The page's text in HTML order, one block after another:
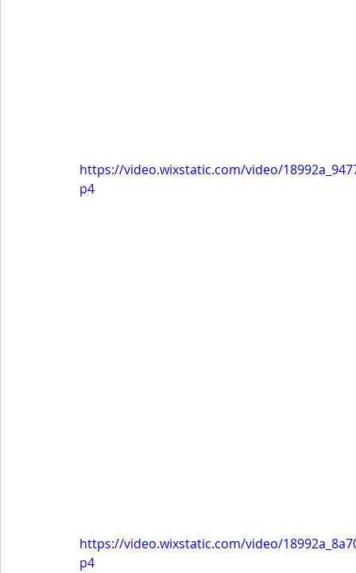
https://video.wixstatic.com/video/
p4
https://video.wixstatic.com/video/
p4